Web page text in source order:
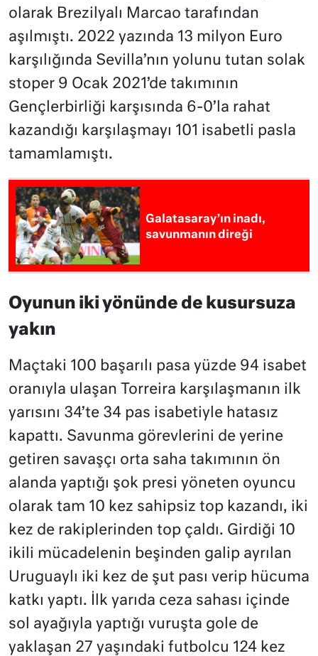
olarak Brezilyalı Marcao tarafından
aşılmıştı. 2022 yazında 13 milyon Euro
karşılığında Sevilla’nın yolunu tutan solak
stoper 9 Ocak 2021’de takımının
Gençlerbirliği karşısında 6-0’la rahat
kazandığı karşılaşmayı 101 isabetli pasla
tamamlamıştı.
Galatasaray’ın inadı,
savunmanın direği
Oyunun iki yönünde de kusursuza
yakın
Maçtaki 100 başarılı pasa yüzde 94 isabet
oranıyla ulaşan Torreira karşılaşmanın ilk
yarısını 34’te 34 pas isabetiyle hatasız
kapattı. Savunma görevlerini de yerine
getiren savaşçı orta saha takımının ön
alanda yaptığı şok presi yöneten oyuncu
olarak tam 10 kez sahipsiz top kazandı, iki
kez de rakiplerinden top çaldı. Girdiği 10
ikili mücadelenin beşinden galip ayrılan
Uruguaylı iki kez de şut pası verip hücuma
katkı yaptı. İlk yarıda ceza sahası içinde
sol ayağıyla yaptığı vuruşta gole de
yaklaşan 27 yaşındaki futbolcu 124 kez